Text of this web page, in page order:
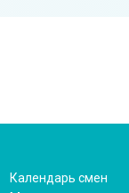
Календарь смен